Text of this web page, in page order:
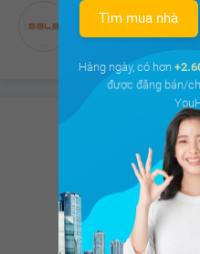
Sala Design Group
Đối tác thiết kế
8.675
trên cộng
Tìm mua nhà
Hàng ngày, có hơn
được đăng bán/